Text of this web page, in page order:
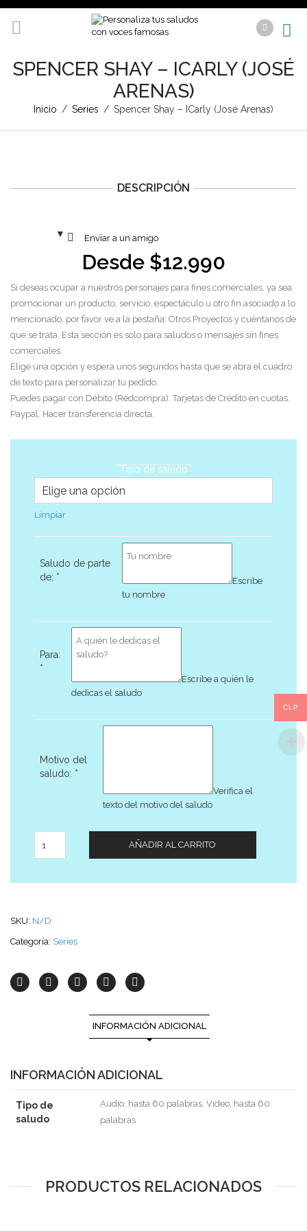
SPENCER SHAY – ICARLY (JOSÉ
ARENAS)
Inicio / Series / Spencer Shay – ICarly (José Arenas)
DESCRIPCIÓN
Desde $12.990
Si deseas ocupar a nuestros personajes para fines comerciales, ya sea
promocionar un producto, servicio, espectáculo u otro fin asociado a lo
mencionado, por favor ve a la pestaña: Otros Proyectos y cuéntanos de
que se trata. Esta sección es solo para saludos o mensajes sin fines
comerciales.
Elige una opción y espera unos segundos hasta que se abra el cuadro
de texto para personalizar tu pedido.
Puedes pagar con Débito (Redcompra). Tarjetas de Crédito en cuotas.
Paypal. Hacer transferencia directa.
Tipo de saludo
Limpiar
Saludo de parte
de: *
Escribe
tu nombre
Para:
*
Escribe a quién le
dedicas el saludo
Motivo del
saludo: *
Verifica el
texto del motivo del saludo
AÑADIR AL CARRITO
Enviar a un amigo
SKU: N/D
Categoría: Series
INFORMACIÓN ADICIONAL
INFORMACIÓN ADICIONAL
Tipo de
saludo
Audio, hasta 60 palabras, Video, hasta 60
palabras
PRODUCTOS RELACIONADOS
CLP